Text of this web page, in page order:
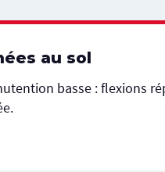
au sol
basse : flexions